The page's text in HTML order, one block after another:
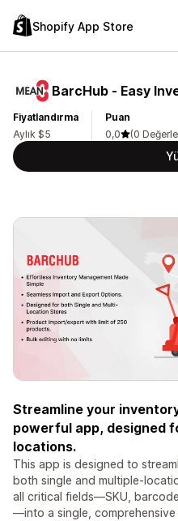
Shopify App Store
BarcHub ‑ Easy
Fiyatlandırma
Aylık $5
Puan
0,0
(0
Streamline your
powerful app, designed
locations.
This app is designed to
both single and multiple-
all critical fields—SKU,
—into a single,